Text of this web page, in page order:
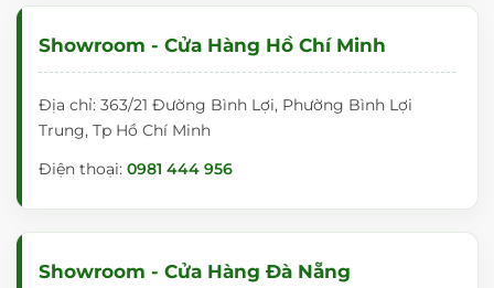
Showroom - Cửa Hàng Hồ Chí Minh
Địa chỉ: 363/21 Đường Bình Lợi, Phường Bình Lợi
Trung, Tp Hồ Chí Minh
Điện thoại: 0981 444 956
Showroom - Cửa Hàng Đà Nẵng